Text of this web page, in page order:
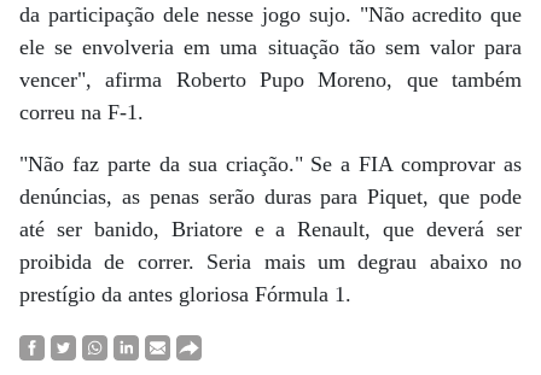
da participação dele nesse jogo sujo. "Não acredito que
ele se envolveria em uma situação tão sem valor para
vencer", afirma Roberto Pupo Moreno, que também
correu na F-1.
"Não faz parte da sua criação." Se a FIA comprovar as
denúncias, as penas serão duras para Piquet, que pode
até ser banido, Briatore e a Renault, que deverá ser
proibida de correr. Seria mais um degrau abaixo no
prestígio da antes gloriosa Fórmula 1.